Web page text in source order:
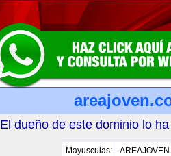
El dueño de este dominio lo
Mayusculas: